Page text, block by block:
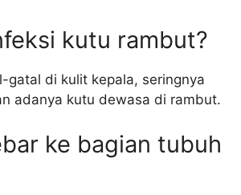
kutu rambut?
di kulit kepala, seringnya
adanya kutu dewasa di rambut.
ke bagian tubuh